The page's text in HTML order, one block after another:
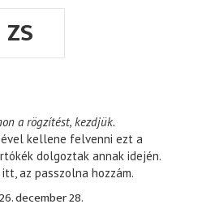
ZS
a rögzítést, kezdjük.
kellene felvenni ezt a
dolgoztak annak idején.
az passzolna hozzám.
december 28.